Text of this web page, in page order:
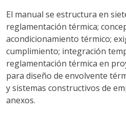
El manual se estructura en
reglamentación térmica;
acondicionamiento térmico;
cumplimiento; integración
reglamentación térmica en
para diseño de envolvente
y sistemas constructivos de
anexos.